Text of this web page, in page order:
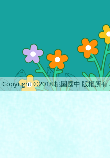
Copyright ©2018 桃園國中 版權所有